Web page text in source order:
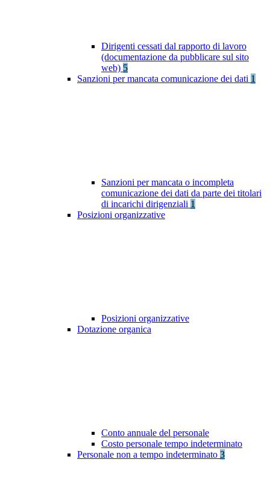
Dirigenti cessati dal rapporto di lavoro
(documentazione da pubblicare sul sito
web) 5
Sanzioni per mancata comunicazione dei dati 1
Sanzioni per mancata o incompleta
comunicazione dei dati da parte dei titolari
di incarichi dirigenziali 1
Posizioni organizzative
Posizioni organizzative
Dotazione organica
Conto annuale del personale
Costo personale tempo indeterminato
Personale non a tempo indeterminato 3